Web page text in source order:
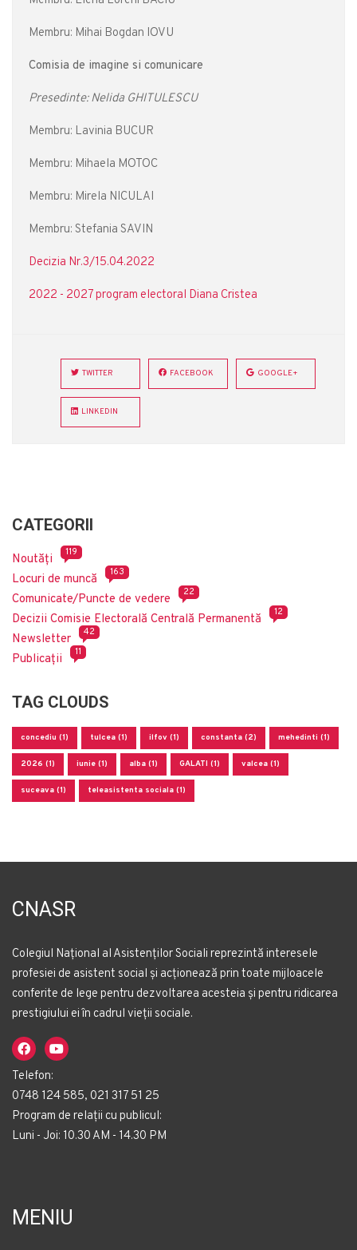
Membru: Mihai Bogdan IOVU
Comisia de imagine si comunicare
Presedinte: Nelida GHITULESCU
Membru: Lavinia BUCUR
Membru: Mihaela MOTOC
Membru: Mirela NICULAI
Membru: Stefania SAVIN
Decizia Nr.3/15.04.2022
2022 - 2027 program electoral Diana Cristea
TWITTER FACEBOOK GOOGLE+
LINKEDIN
CATEGORII
Noutăți 119
Locuri de muncă 163
Comunicate/Puncte de vedere 22
Decizii Comisie Electorală Centrală Permanentă 12
Newsletter 42
Publicații 11
TAG CLOUDS
concediu (1) tulcea (1) ilfov (1) constanta (2) mehedinti (1)
2026 (1) iunie (1) alba (1) GALATI (1) valcea (1)
suceava (1) teleasistenta sociala (1)
CNASR
Colegiul Național al Asistenților Sociali reprezintă interesele
profesiei de asistent social și acționează prin toate mijloacele
conferite de lege pentru dezvoltarea acesteia și pentru ridicarea
prestigiului ei în cadrul vieții sociale.
Telefon:
0748 124 585, 021 317 51 25
Program de relații cu publicul:
Luni - Joi: 10.30 AM - 14.30 PM
MENIU